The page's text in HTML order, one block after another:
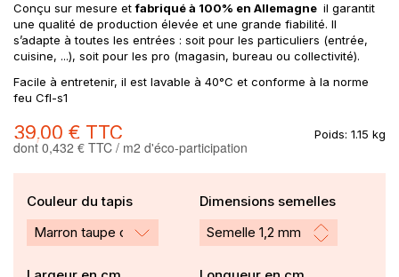
Conçu sur mesure etfabriqué à 100% en Allemagne il garantit
une qualité de production élevée et une grande fiabilité. Il
s’adapte à toutes les entrées : soit pour les particuliers (entrée,
cuisine, ...), soit pour les pro (magasin, bureau ou collectivité).
Facile à entretenir, il est lavable à 40°C et conforme à la norme
feu Cfl-s1
39,00 € TTC Poids: 1.15 kg
dont 0,432 € TTC / m2 d'éco-participation
Couleur du tapis
Marron taupe cm26
Dimensions semelles